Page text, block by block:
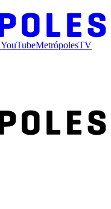
YouTubeMetrópolesTV